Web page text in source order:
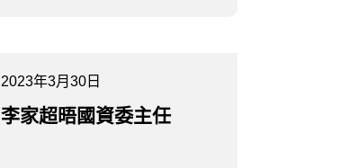
2023年3月30日
李家超晤國資委主任